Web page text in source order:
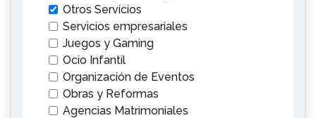
Otros Servicios
Servicios empresariales
Juegos y Gaming
Ocio Infantil
Organización de Eventos
Obras y Reformas
Agencias Matrimoniales